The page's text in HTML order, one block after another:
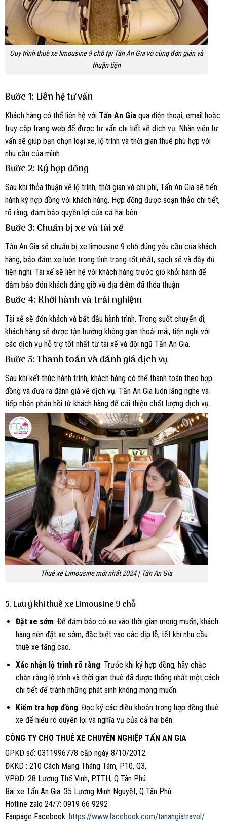
Quy trình thuê xe limousine 9 chỗ tại Tấn An Gia vô cùng đơn giản và
thuận tiện
Bước 1: Liên hệ tư vấn
Khách hàng có thể liên hệ với Tấn An Gia qua điện thoại, email hoặc
truy cập trang web để được tư vấn chi tiết về dịch vụ. Nhân viên tư
vấn sẽ giúp bạn chọn loại xe, lộ trình và thời gian thuê phù hợp với
nhu cầu của mình.
Bước 2: Ký hợp đồng
Sau khi thỏa thuận về lộ trình, thời gian và chi phí, Tấn An Gia sẽ tiến
hành ký hợp đồng với khách hàng. Hợp đồng được soạn thảo chi tiết,
rõ ràng, đảm bảo quyền lợi của cả hai bên.
Bước 3: Chuẩn bị xe và tài xế
Tấn An Gia sẽ chuẩn bị xe limousine 9 chỗ đúng yêu cầu của khách
hàng, bảo đảm xe luôn trong tình trạng tốt nhất, sạch sẽ và đầy đủ
tiện nghi. Tài xế sẽ liên hệ với khách hàng trước giờ khởi hành để
đảm bảo đón khách đúng giờ và địa điểm đã thỏa thuận.
Bước 4: Khởi hành và trải nghiệm
Tài xế sẽ đón khách và bắt đầu hành trình. Trong suốt chuyến đi,
khách hàng sẽ được tận hưởng không gian thoải mái, tiện nghi với
các dịch vụ hỗ trợ tốt nhất từ tài xế và đội ngũ Tấn An Gia.
Bước 5: Thanh toán và đánh giá dịch vụ
Sau khi kết thúc hành trình, khách hàng có thể thanh toán theo hợp
đồng và đưa ra đánh giá về dịch vụ. Tấn An Gia luôn lắng nghe và
tiếp nhận phản hồi từ khách hàng để cải thiện chất lượng dịch vụ.
Thuê xe Limousine mới nhất 2024 | Tấn An Gia
5. Lưu ý khi thuê xe Limousine 9 chỗ
Đặt xe sớm: Để đảm bảo có xe vào thời gian mong muốn, khách
hàng nên đặt xe sớm, đặc biệt vào các dịp lễ, tết khi nhu cầu
thuê xe tăng cao.
Xác nhận lộ trình rõ ràng: Trước khi ký hợp đồng, hãy chắc
chắn rằng lộ trình và thời gian thuê đã được thống nhất một cách
chi tiết để tránh những phát sinh không mong muốn.
Kiểm tra hợp đồng: Đọc kỹ các điều khoản trong hợp đồng thuê
xe để hiểu rõ quyền lợi và nghĩa vụ của cả hai bên.
CÔNG TY CHO THUÊ XE CHUYÊN NGHIỆP TẤN AN GIA
GPKD số: 0311996778 cấp ngày 8/10/2012.
ĐKKD : 210 Cách Mạng Tháng Tám, P10, Q3,
VPĐD: 28 Lương Thế Vinh, P.TTH, Q Tân Phú.
Bãi xe Tấn An Gia: 35 Lương Minh Nguyệt, Q Tân Phú.
Hotline zalo 24/7: 0919 66 9292
Fanpage Facebook: https://www.facebook.com/tanangiatravel/